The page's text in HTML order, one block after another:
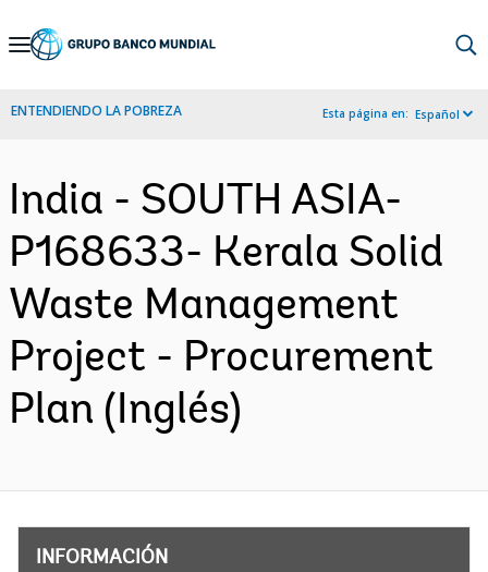
Skip
Navigation
ENTENDIENDO LA POBREZA Esta página en: Español
India - SOUTH ASIA-
P168633- Kerala Solid
Waste Management
Project - Procurement
Plan (Inglés)
INFORMACIÓN